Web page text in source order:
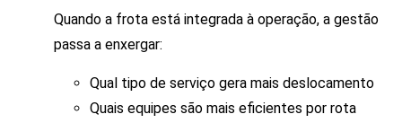
Quando a frota está integrada à operação, a gestão
passa a enxergar:
Qual tipo de serviço gera mais deslocamento
Quais equipes são mais eficientes por rota